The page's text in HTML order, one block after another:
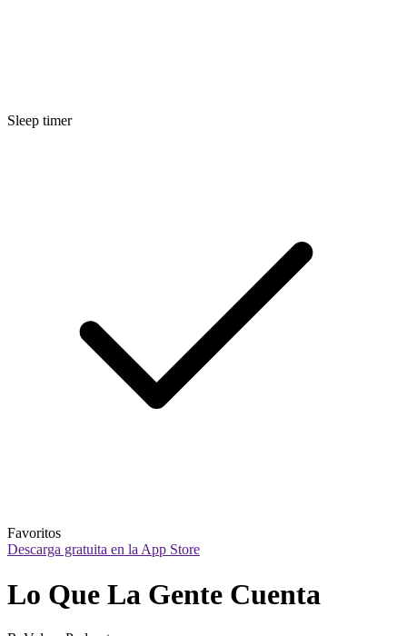
Sleep timer
Favoritos
Descarga gratuita en la App Store
Lo Que La Gente Cuenta